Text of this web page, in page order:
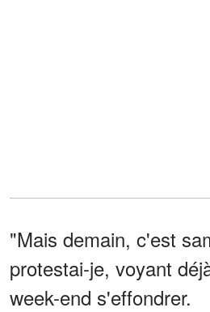
"Mais demain, c'est
protestai-je, voyant
week-end s'effondrer.